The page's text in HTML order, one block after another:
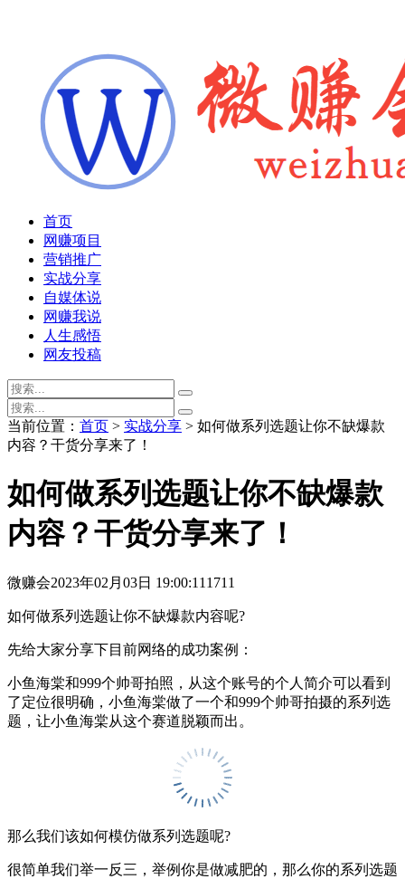
首页
网赚项目
营销推广
实战分享
自媒体说
网赚我说
人生感悟
网友投稿
当前位置： 首页 > 实战分享 > 如何做系列选题让你不缺爆款
内容？干货分享来了！
如何做系列选题让你不缺爆款
内容？干货分享来了！
微赚会2023年02月03日 19:00:11 1711
如何做系列选题让你不缺爆款内容呢?
先给大家分享下目前网络的成功案例：
小鱼海棠和999个帅哥拍照，从这个账号的个人简介可以看到
了定位很明确，小鱼海棠做了一个和999个帅哥拍摄的系列选
题，让小鱼海棠从这个赛道脱颖而出。
那么我们该如何模仿做系列选题呢?
很简单我们举一反三，举例你是做减肥的，那么你的系列选题